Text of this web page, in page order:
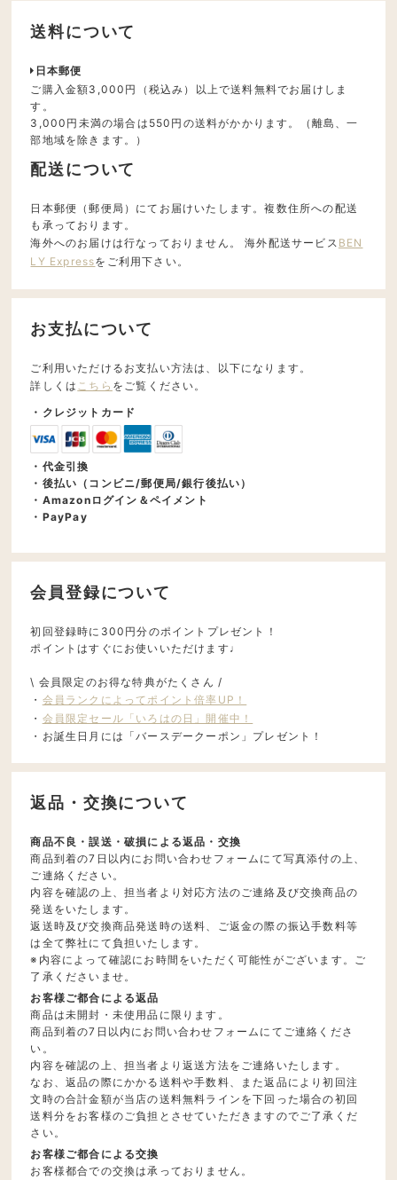
送料について
日本郵便
ご購入金額3,000円（税込み）以上で送料無料でお届けしま
す。
3,000円未満の場合は550円の送料がかかります。（離島、一
部地域を除きます。）
配送について
日本郵便（郵便局）にてお届けいたします。複数住所への配送
も承っております。
海外へのお届けは行なっておりません。 海外配送サービス BEN
LY Expressをご利用下さい。
お支払について
ご利用いただけるお支払い方法は、以下になります。
詳しくは こちら をご覧ください。
・クレジットカード
・代金引換
・後払い（コンビニ/郵便局/銀行後払い）
・Amazonログイン＆ペイメント
・PayPay
会員登録について
初回登録時に300円分のポイントプレゼント！
ポイントはすぐにお使いいただけます♩
\ 会員限定のお得な特典がたくさん /
・ 会員ランクによってポイント倍率UP！
・ 会員限定セール「いろはの日」開催中！
・お誕生日月には「バースデークーポン」プレゼント！
返品・交換について
商品不良・誤送・破損による返品・交換
商品到着の7日以内にお問い合わせフォームにて写真添付の上、
ご連絡ください。
内容を確認の上、担当者より対応方法のご連絡及び交換商品の
発送をいたします。
返送時及び交換商品発送時の送料、ご返金の際の振込手数料等
は全て弊社にて負担いたします。
※内容によって確認にお時間をいただく可能性がございます。ご
了承くださいませ。
お客様ご都合による返品
商品は未開封・未使用品に限ります。
商品到着の7日以内にお問い合わせフォームにてご連絡くださ
い。
内容を確認の上、担当者より返送方法をご連絡いたします。
なお、返品の際にかかる送料や手数料、また返品により初回注
文時の合計金額が当店の送料無料ラインを下回った場合の初回
送料分をお客様のご負担とさせていただきますのでご了承くだ
さい。
お客様ご都合による交換
お客様都合での交換は承っておりません。